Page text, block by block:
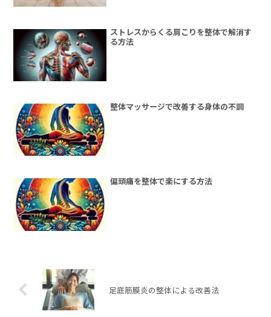
ストレスからくる肩こりを整体で解消す
る方法
整体マッサージで改善する身体の不調
偏頭痛を整体で楽にする方法
足底筋膜炎の整体による改善法